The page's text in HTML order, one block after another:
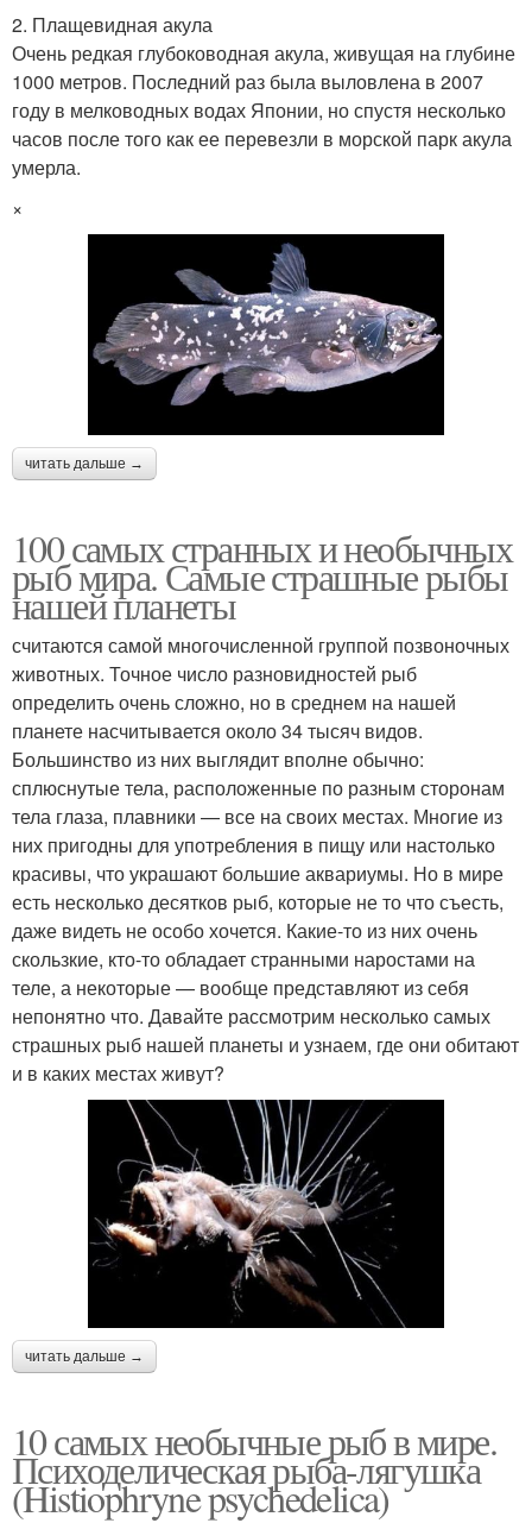
2. Плащевидная акула
Очень редкая глубоководная акула, живущая на глубине
1000 метров. Последний раз была выловлена в 2007
году в мелководных водах Японии, но спустя несколько
часов после того как ее перевезли в морской парк акула
умерла.
×
читать дальше →
100 самых странных и необычных
рыб мира. Самые страшные рыбы
нашей планеты
считаются самой многочисленной группой позвоночных
животных. Точное число разновидностей рыб
определить очень сложно, но в среднем на нашей
планете насчитывается около 34 тысяч видов.
Большинство из них выглядит вполне обычно:
сплюснутые тела, расположенные по разным сторонам
тела глаза, плавники — все на своих местах. Многие из
них пригодны для употребления в пищу или настолько
красивы, что украшают большие аквариумы. Но в мире
есть несколько десятков рыб, которые не то что съесть,
даже видеть не особо хочется. Какие-то из них очень
скользкие, кто-то обладает странными наростами на
теле, а некоторые — вообще представляют из себя
непонятно что. Давайте рассмотрим несколько самых
страшных рыб нашей планеты и узнаем, где они обитают
и в каких местах живут?
читать дальше →
10 самых необычные рыб в мире.
Психоделическая рыба-лягушка
(Histiophryne psychedelica)